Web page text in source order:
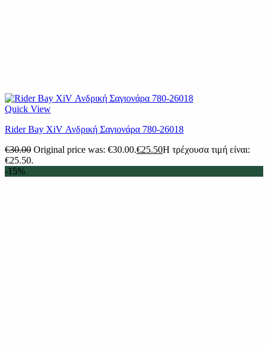
Quick View
Rider Bay XiV Ανδρική Σαγιονάρα 780-26018
€30.00 Original price was: €30.00.€25.50Η τρέχουσα τιμή είναι:
€25.50.
-15%